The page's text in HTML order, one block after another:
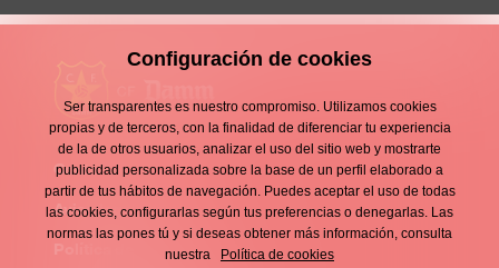
Enllaços
d'interès
Contacto
Footer
Aviso legal
Política de privacidad
Configuración de cookies
Ser transparentes es nuestro compromiso. Utilizamos cookies
propias y de terceros, con la finalidad de diferenciar tu experiencia
de la de otros usuarios, analizar el uso del sitio web y mostrarte
publicidad personalizada sobre la base de un perfil elaborado a
partir de tus hábitos de navegación. Puedes aceptar el uso de todas
las cookies, configurarlas según tus preferencias o denegarlas. Las
normas las pones tú y si deseas obtener más información, consulta
nuestra
Política de cookies